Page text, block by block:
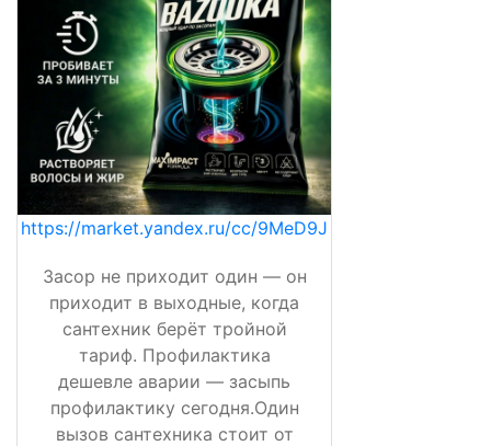
https://market.yandex.ru/cc/9MeD9J
Засор не приходит один — он
приходит в выходные, когда
сантехник берёт тройной
тариф. Профилактика
дешевле аварии — засыпь
профилактику сегодня.Один
вызов сантехника стоит от